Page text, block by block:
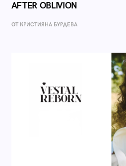
AFTER OBLIVION
ОТ КРИСТИЯНА БУРДЕВА